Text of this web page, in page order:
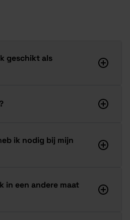
geschikt als
ik nodig bij mijn
in een andere maat